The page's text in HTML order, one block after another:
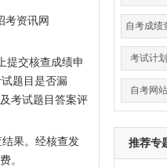
考资讯网
交核查成绩申
题目是否漏
考试题目答案评
结果。经核查发
。
自考成绩
询
考试计划
自考网站
推荐专